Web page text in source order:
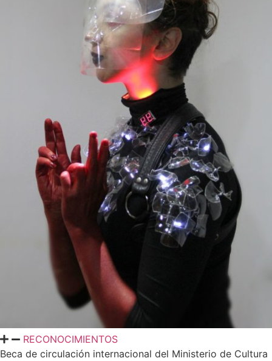
RECONOCIMIENTOS
Beca de circulación internacional del Ministerio de Cultura